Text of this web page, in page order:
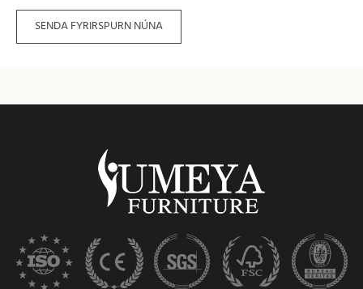
SENDA FYRIRSPURN NÚNA